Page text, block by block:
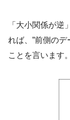
「大小関係が
れば、”前側の
ことを言います。